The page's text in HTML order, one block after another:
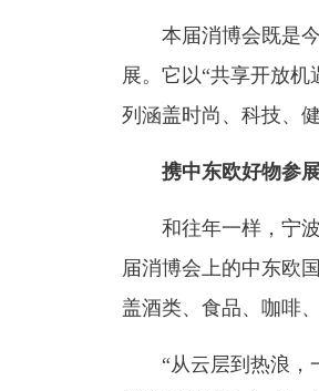
本届消博会既是
展。它以“共享开放
列涵盖时尚、科技、
携中东欧好物参
和往年一样，宁
届消博会上的中东欧
盖酒类、食品、咖啡
“从云层到热浪，